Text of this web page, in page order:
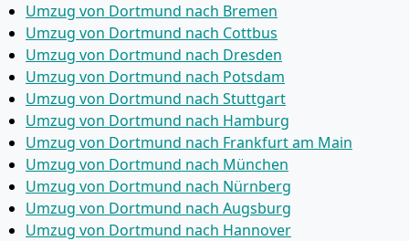
Umzug von Dortmund nach Bremen
Umzug von Dortmund nach Cottbus
Umzug von Dortmund nach Dresden
Umzug von Dortmund nach Potsdam
Umzug von Dortmund nach Stuttgart
Umzug von Dortmund nach Hamburg
Umzug von Dortmund nach Frankfurt am Main
Umzug von Dortmund nach München
Umzug von Dortmund nach Nürnberg
Umzug von Dortmund nach Augsburg
Umzug von Dortmund nach Hannover